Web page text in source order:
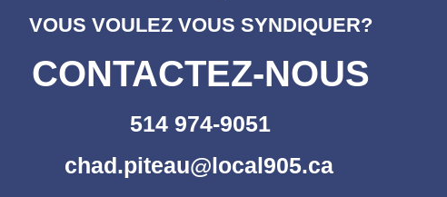
VOUS VOULEZ VOUS SYNDIQUER?
CONTACTEZ-NOUS
514 974-9051
chad.piteau@local905.ca